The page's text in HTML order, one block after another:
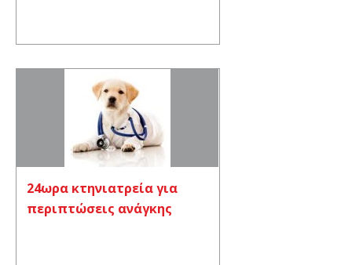
24ωρα κτηνιατρεία για
περιπτώσεις ανάγκης